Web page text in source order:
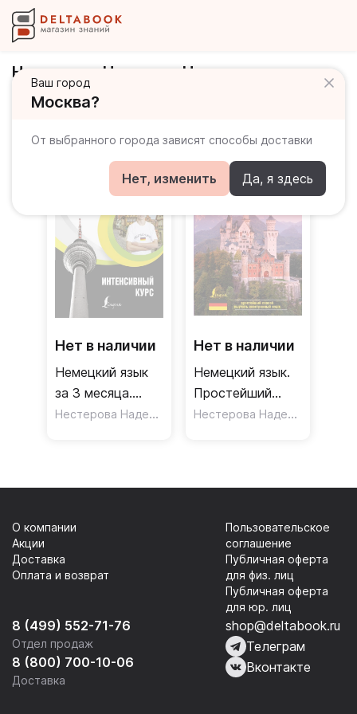
Ваш город
Москва?
От выбранного города зависят способы доставки
Нет, изменить Да, я здесь
Нестерова Надежда Николаевна
Книги автора
Нет в наличии
Немецкий язык
за 3 месяца.
Интенсивный
Нестерова Надежда Николаевна
Нет в наличии
Немецкий язык.
Простейший
самоучитель
Нестерова Надежда Николаевна
8 (499) 552-71-76
Отдел продаж
8 (800) 700-10-06
Доставка
О компании
Акции
Доставка
Оплата и возврат
Пользовательское
соглашение
Публичная оферта
для физ. лиц
Публичная оферта
для юр. лиц
shop@deltabook.ru
Телеграм
Вконтакте